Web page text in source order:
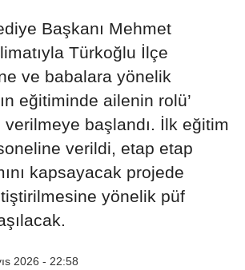
Başkanı Mehmet
Türkoğlu İlçe
ve babalara yönelik
eğitiminde ailenin rolü’
başlandı. İlk eğitim
verildi, etap etap
kapsayacak projede
yönelik püf
2026 - 22:58